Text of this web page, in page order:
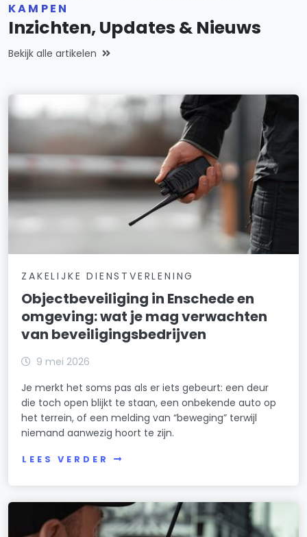
KAMPEN
Inzichten, Updates & Nieuws
Bekijk alle artikelen
ZAKELIJKE DIENSTVERLENING
Objectbeveiliging in Enschede en
omgeving: wat je mag verwachten
van beveiligingsbedrijven
9 mei 2026
Je merkt het soms pas als er iets gebeurt: een deur
die toch open blijkt te staan, een onbekende auto op
het terrein, of een melding van “beweging” terwijl
niemand aanwezig hoort te zijn.
LEES VERDER